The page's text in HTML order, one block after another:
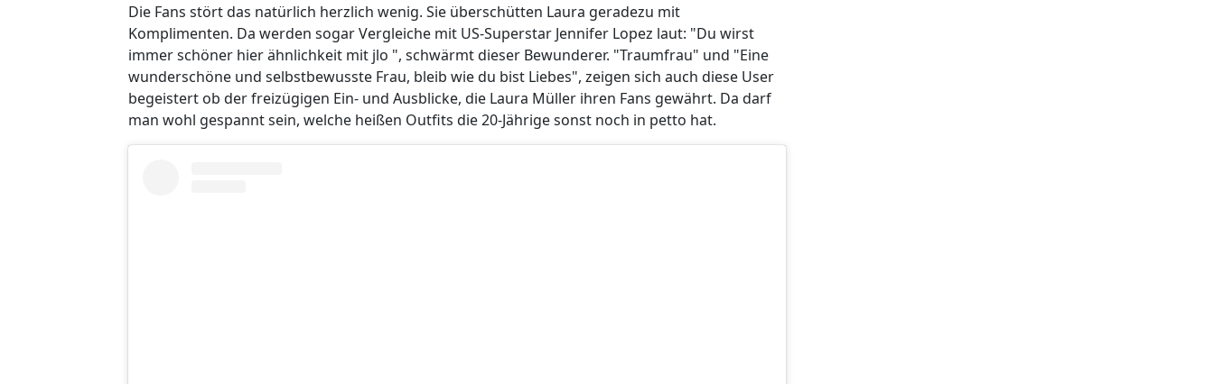
Die Fans stört das natürlich herzlich wenig. Sie überschütten Laura geradezu mit
Komplimenten. Da werden sogar Vergleiche mit US-Superstar Jennifer Lopez laut: "Du wirst
immer schöner hier ähnlichkeit mit jlo ", schwärmt dieser Bewunderer. "Traumfrau" und "Eine
wunderschöne und selbstbewusste Frau, bleib wie du bist Liebes", zeigen sich auch diese User
begeistert ob der freizügigen Ein- und Ausblicke, die Laura Müller ihren Fans gewährt. Da darf
man wohl gespannt sein, welche heißen Outfits die 20-Jährige sonst noch in petto hat.